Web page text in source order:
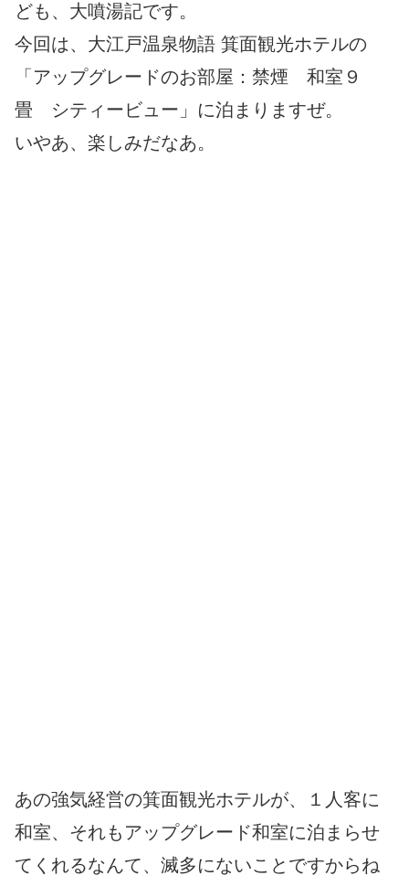
ども、大噴湯記です。
今回は、大江戸温泉物語 箕面観光ホテルの
「アップグレードのお部屋：禁煙 和室９
畳 シティービュー」に泊まりますぜ。
いやあ、楽しみだなあ。
あの強気経営の箕面観光ホテルが、１人客に
和室、それもアップグレード和室に泊まらせ
てくれるなんて、滅多にないことですからね